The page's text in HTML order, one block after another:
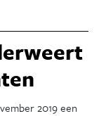
2019 een